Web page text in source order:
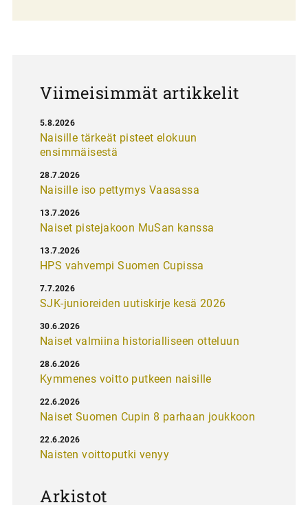
Viimeisimmät artikkelit
Naisille tärkeät pisteet elokuun
ensimmäisestä
5.8.2026
Naisille iso pettymys Vaasassa
28.7.2026
Naiset pistejakoon MuSan kanssa
13.7.2026
HPS vahvempi Suomen Cupissa
13.7.2026
SJK-junioreiden uutiskirje kesä 2026
7.7.2026
Naiset valmiina historialliseen otteluun
30.6.2026
Kymmenes voitto putkeen naisille
28.6.2026
Naiset Suomen Cupin 8 parhaan joukkoon
22.6.2026
Naisten voittoputki venyy
22.6.2026
Arkistot